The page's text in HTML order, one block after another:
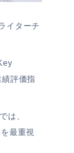
イターチ
評価指
は、
最重視